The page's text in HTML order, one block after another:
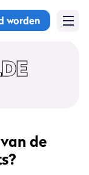
worden
de